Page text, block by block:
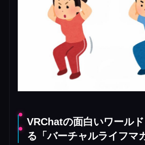
VRChatの面白いワール
る「バーチャルライフマ